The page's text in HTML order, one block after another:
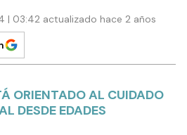
| 03:42 actualizado hace 2 años
ORIENTADO AL CUIDADO
DESDE EDADES